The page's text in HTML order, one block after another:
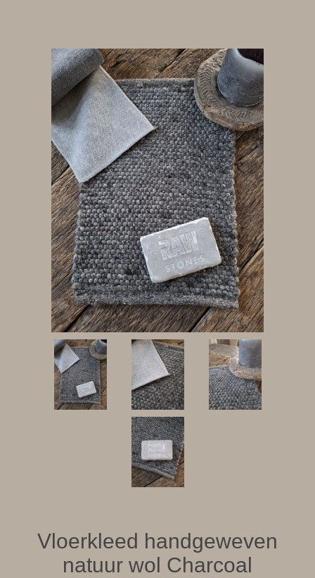
Vloerkleed handgeweven
natuur wol Charcoal